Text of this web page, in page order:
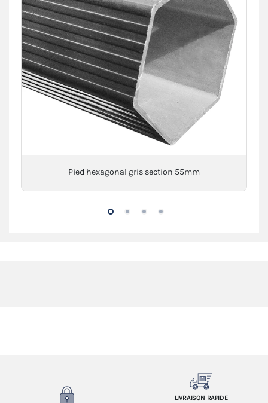
Pied hexagonal gris section 55mm
LIVRAISON RAPIDE